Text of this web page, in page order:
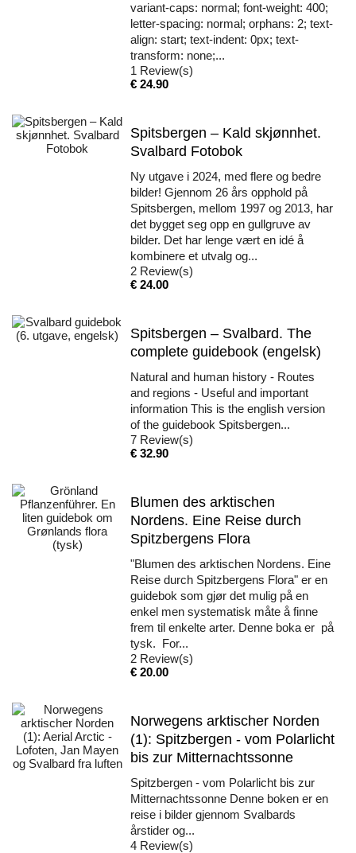
variant-caps: normal; font-weight: 400;
letter-spacing: normal; orphans: 2; text-
align: start; text-indent: 0px; text-
transform: none;...
1 Review(s)
Pris
€ 24.90
Spitsbergen – Kald skjønnhet.
Svalbard Fotobok
Ny utgave i 2024, med flere og bedre
bilder! Gjennom 26 års opphold på
Spitsbergen, mellom 1997 og 2013, har
det bygget seg opp en gullgruve av
bilder. Det har lenge vært en idé å
kombinere et utvalg og...
2 Review(s)
Pris
€ 24.00
Spitsbergen – Svalbard. The
complete guidebook (engelsk)
Natural and human history - Routes
and regions - Useful and important
information This is the english version
of the guidebook Spitsbergen...
7 Review(s)
Pris
€ 32.90
Blumen des arktischen
Nordens. Eine Reise durch
Spitzbergens Flora
"Blumen des arktischen Nordens. Eine
Reise durch Spitzbergens Flora" er en
guidebok som gjør det mulig på en
enkel men systematisk måte å finne
frem til enkelte arter. Denne boka er på
tysk. For...
2 Review(s)
Pris
€ 20.00
Norwegens arktischer Norden
(1): Spitzbergen - vom Polarlicht
bis zur Mitternachtssonne
Spitzbergen - vom Polarlicht bis zur
Mitternachtssonne Denne boken er en
reise i bilder gjennom Svalbards
årstider og...
4 Review(s)